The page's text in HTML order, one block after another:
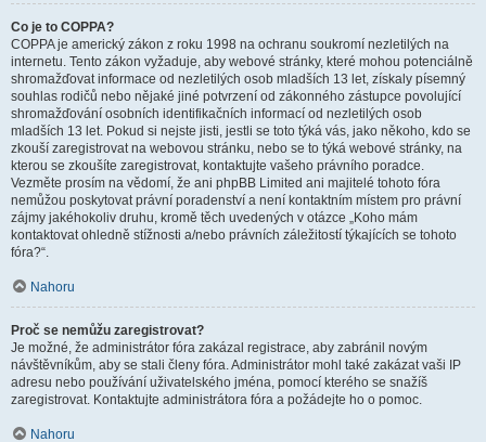
Co je to COPPA?
COPPA je americký zákon z roku 1998 na ochranu soukromí nezletilých na
internetu. Tento zákon vyžaduje, aby webové stránky, které mohou potenciálně
shromažďovat informace od nezletilých osob mladších 13 let, získaly písemný
souhlas rodičů nebo nějaké jiné potvrzení od zákonného zástupce povolující
shromažďování osobních identifikačních informací od nezletilých osob
mladších 13 let. Pokud si nejste jisti, jestli se toto týká vás, jako někoho, kdo se
zkouší zaregistrovat na webovou stránku, nebo se to týká webové stránky, na
kterou se zkoušíte zaregistrovat, kontaktujte vašeho právního poradce.
Vezměte prosím na vědomí, že ani phpBB Limited ani majitelé tohoto fóra
nemůžou poskytovat právní poradenství a není kontaktním místem pro právní
zájmy jakéhokoliv druhu, kromě těch uvedených v otázce „Koho mám
kontaktovat ohledně stížnosti a/nebo právních záležitostí týkajících se tohoto
fóra?“.
Nahoru
Proč se nemůžu zaregistrovat?
Je možné, že administrátor fóra zakázal registrace, aby zabránil novým
návštěvníkům, aby se stali členy fóra. Administrátor mohl také zakázat vaši IP
adresu nebo používání uživatelského jména, pomocí kterého se snažíš
zaregistrovat. Kontaktujte administrátora fóra a požádejte ho o pomoc.
Nahoru